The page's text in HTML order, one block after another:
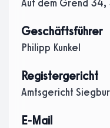
Auf dem Grend
Geschäftsführer
Philipp Kunkel
Registergericht
Amtsgericht
E-Mail